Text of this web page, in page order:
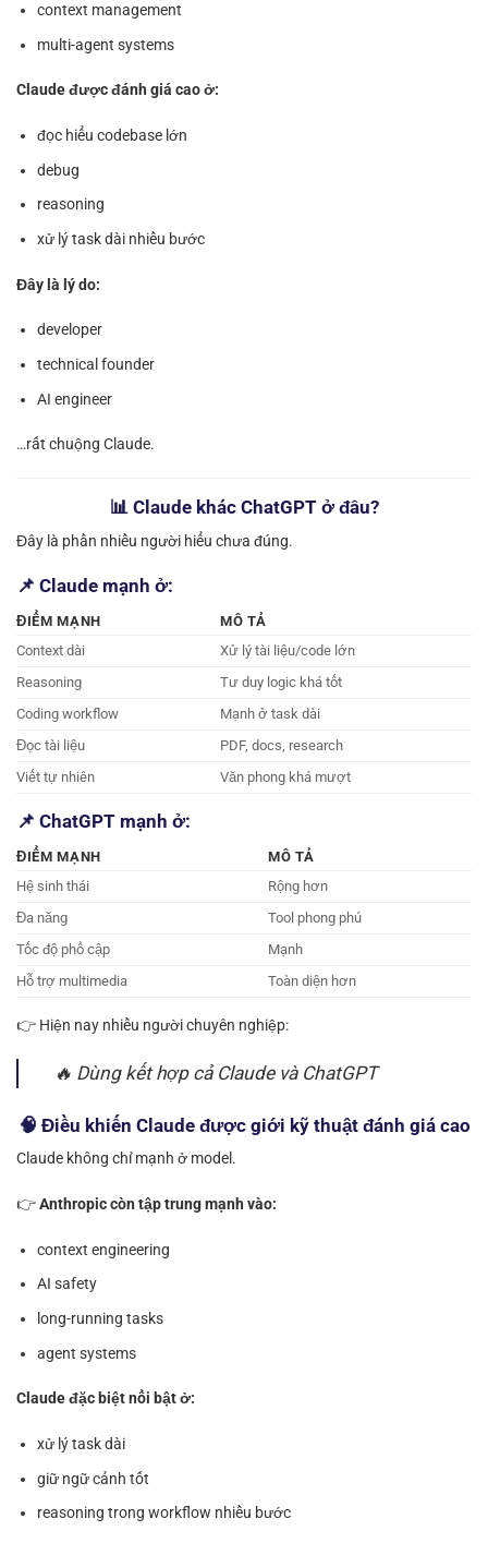
context management
multi-agent systems
Claude được đánh giá cao ở:
đọc hiểu codebase lớn
debug
reasoning
xử lý task dài nhiều bước
Đây là lý do:
developer
technical founder
AI engineer
…rất chuộng Claude.
📊 Claude khác ChatGPT ở đâu?
Đây là phần nhiều người hiểu chưa đúng.
📌 Claude mạnh ở:
ĐIỂM MẠNH
MÔ TẢ
Context dài
Xử lý tài liệu/code lớn
Reasoning
Tư duy logic khá tốt
Coding workflow
Mạnh ở task dài
Đọc tài liệu
PDF, docs, research
Viết tự nhiên
Văn phong khá mượt
📌 ChatGPT mạnh ở:
ĐIỂM MẠNH
MÔ TẢ
Hệ sinh thái
Rộng hơn
Đa năng
Tool phong phú
Tốc độ phổ cập
Mạnh
Hỗ trợ multimedia
Toàn diện hơn
👉 Hiện nay nhiều người chuyên nghiệp:
🔥 Dùng kết hợp cả Claude và ChatGPT
🧠 Điều khiến Claude được giới kỹ thuật đánh giá cao
Claude không chỉ mạnh ở model.
👉Anthropic còn tập trung mạnh vào:
context engineering
AI safety
long-running tasks
agent systems
Claude đặc biệt nổi bật ở:
xử lý task dài
giữ ngữ cảnh tốt
reasoning trong workflow nhiều bước